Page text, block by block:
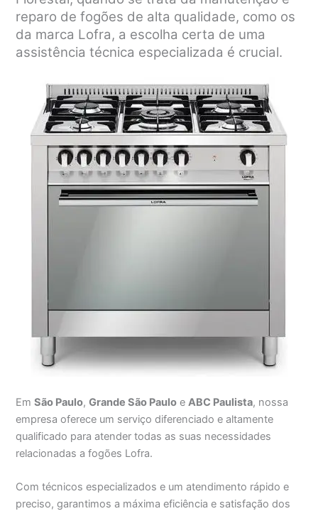
reparo de fogões de alta qualidade, como os
da marca Lofra, a escolha certa de uma
assistência técnica especializada é crucial.
EmSão Paulo,Grande São Paulo e ABC Paulista, nossa
empresa oferece um serviço diferenciado e altamente
qualificado para atender todas as suas necessidades
relacionadas a fogões Lofra.
Com técnicos especializados e um atendimento rápido e
preciso, garantimos a máxima eficiência e satisfação dos